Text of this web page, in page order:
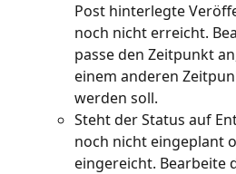
Post hinterlegte
noch nicht erreicht.
passe den Zeitpunkt
einem anderen
werden soll.
Steht der Status auf
noch nicht eingeplant
eingereicht. Bearbeite